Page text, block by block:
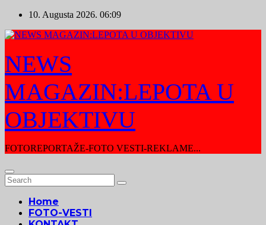
Skip
content
10. Augusta 2026. 06:09
NEWS
MAGAZIN:LEPOTA U
OBJEKTIVU
FOTOREPORTAŽE-FOTO VESTI-REKLAME...
Home
FOTO-VESTI